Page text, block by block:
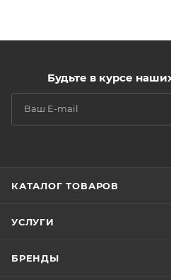
Будьте в курсе
КАТАЛОГ ТОВАРОВ
УСЛУГИ
БРЕНДЫ